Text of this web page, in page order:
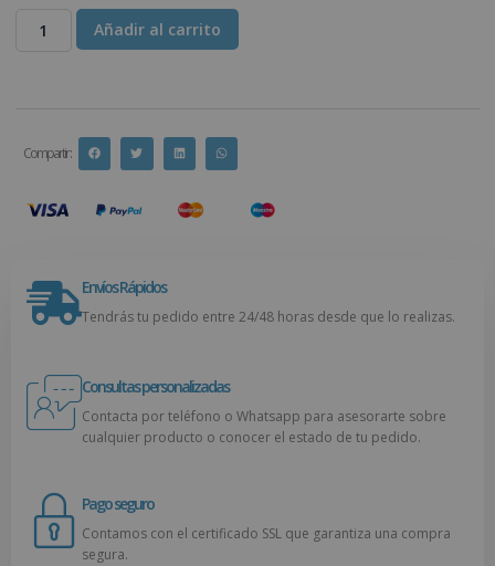
Añadir al carrito
Compartir :
Envíos Rápidos
Tendrás tu pedido entre 24/48 horas desde que lo realizas.
Consultas personalizadas
Contacta por teléfono o Whatsapp para asesorarte sobre
cualquier producto o conocer el estado de tu pedido.
Pago seguro
Contamos con el certificado SSL que garantiza una compra
segura.